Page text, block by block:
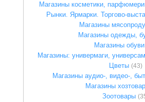
Магазины косметики,
Рынки. Ярмарки. Торгово-
Магазины
Магазины одежды,
Магазины обуви
Магазины: универмаги,
Цветы (43)
Магазины аудио-, видео-,
Магазины
Зоотовары